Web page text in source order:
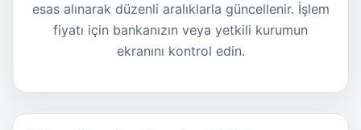
esas alınarak düzenli aralıklarla güncellenir. İşlem
fiyatı için bankanızın veya yetkili kurumun
ekranını kontrol edin.